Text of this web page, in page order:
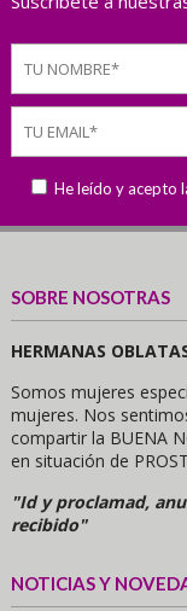
He leído y acepto
SOBRE NOSOTRAS
HERMANAS
Somos mujeres
mujeres. Nos
compartir la BUENA
en situación de
"Id y proclamad,
recibido"
NOTICIAS Y